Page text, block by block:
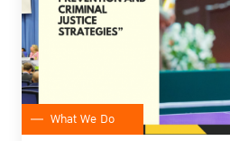
What We Do